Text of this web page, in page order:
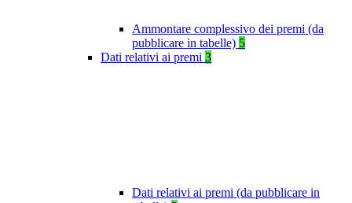
Ammontare complessivo dei premi (da
pubblicare in tabelle) 5
Dati relativi ai premi 3
Dati relativi ai premi (da pubblicare in